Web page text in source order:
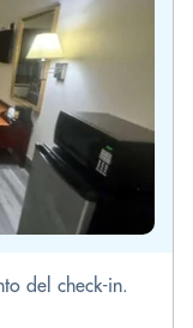
del check-in.